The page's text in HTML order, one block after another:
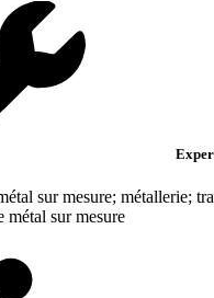
sur mesure; métallerie;
métal sur mesure